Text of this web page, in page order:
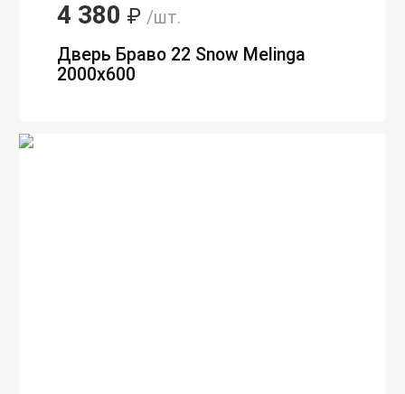
4 380 ₽ /шт.
Дверь Браво 22 Snow Melinga
2000х600